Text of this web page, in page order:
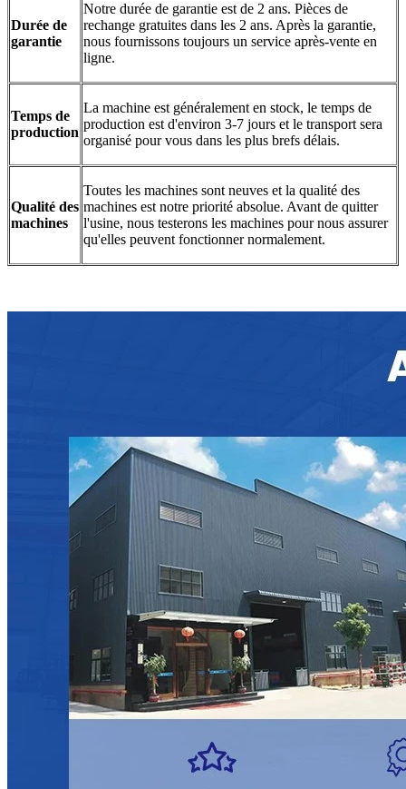
Durée de
garantie
Notre durée de garantie est de 2 ans. Pièces de
rechange gratuites dans les 2 ans. Après la garantie,
nous fournissons toujours un service après-vente en
ligne.
Temps de
production
La machine est généralement en stock, le temps de
production est d'environ 3-7 jours et le transport sera
organisé pour vous dans les plus brefs délais.
Qualité des
machines
Toutes les machines sont neuves et la qualité des
machines est notre priorité absolue. Avant de quitter
l'usine, nous testerons les machines pour nous assurer
qu'elles peuvent fonctionner normalement.